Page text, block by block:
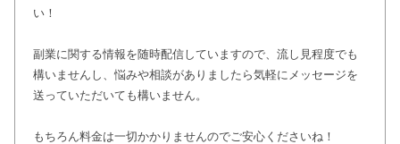
い！
副業に関する情報を随時配信していますので、流し見程度でも
構いませんし、悩みや相談がありましたら気軽にメッセージを
送っていただいても構いません。
もちろん料金は一切かかりませんのでご安心くださいね！